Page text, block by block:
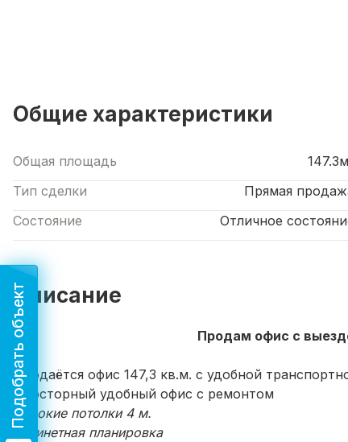
Общие характеристики
Общая площадь
Тип сделки
Прямая
Состояние
Отличное
Описание
Продам офис с
Продаётся офис 147,3 кв.м. с удобной
Просторный удобный офис с ремонтом
высокие потолки 4 м.
кабинетная планировка
Подобрать объект